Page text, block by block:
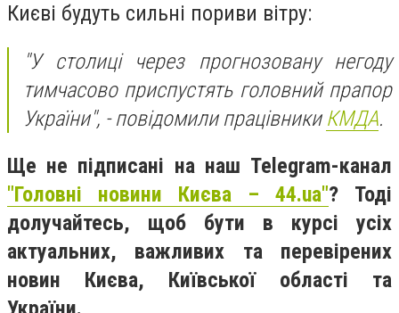
Києві будуть сильні пориви вітру:
"У столиці через прогнозовану негоду
тимчасово приспустять головний прапор
України", - повідомили працівники КМДА.
Ще не підписані на наш Telegram-канал
"Головні новини Києва – 44.ua"? Тоді
долучайтесь, щоб бути в курсі усіх
актуальних, важливих та перевірених
новин Києва, Київської області та